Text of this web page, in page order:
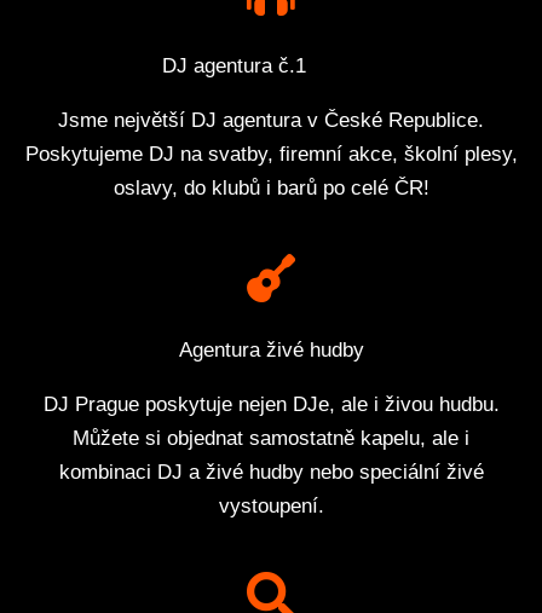
DJ agentura č.1
Jsme největší DJ agentura v České Republice.
Poskytujeme DJ na svatby, firemní akce, školní plesy,
oslavy, do klubů i barů po celé ČR!
Agentura živé hudby
DJ Prague poskytuje nejen DJe, ale i živou hudbu.
Můžete si objednat samostatně kapelu, ale i
kombinaci DJ a živé hudby nebo speciální živé
vystoupení.